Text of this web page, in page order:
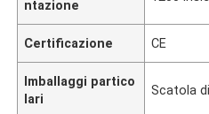
ntazione
Certificazione CE
Imballaggi partico
lari
Scatola